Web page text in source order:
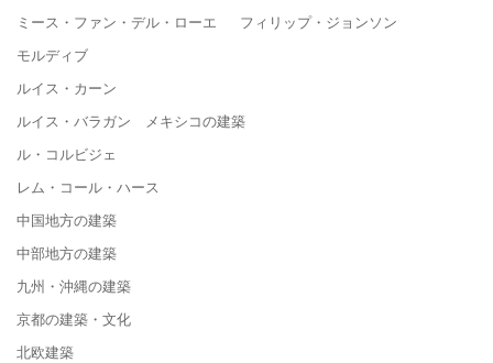
ミース・ファン・デル・ローエ フィリップ・ジョンソン
モルディブ
ルイス・カーン
ルイス・バラガン メキシコの建築
ル・コルビジェ
レム・コール・ハース
中国地方の建築
中部地方の建築
九州・沖縄の建築
京都の建築・文化
北欧建築